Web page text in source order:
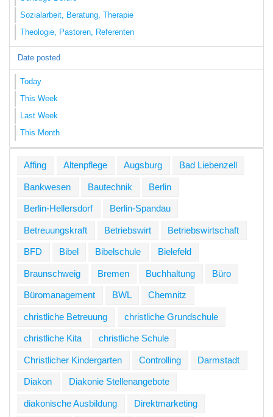
Sozialarbeit, Beratung, Therapie
Theologie, Pastoren, Referenten
Date posted
Today
This Week
Last Week
This Month
Affing Altenpflege Augsburg Bad Liebenzell
Bankwesen Bautechnik Berlin
Berlin-Hellersdorf Berlin-Spandau
Betreuungskraft Betriebswirt Betriebswirtschaft
BFD Bibel Bibelschule Bielefeld
Braunschweig Bremen Buchhaltung Büro
Büromanagement BWL Chemnitz
christliche Betreuung christliche Grundschule
christliche Kita christliche Schule
Christlicher Kindergarten Controlling Darmstadt
Diakon Diakonie Stellenangebote
diakonische Ausbildung Direktmarketing